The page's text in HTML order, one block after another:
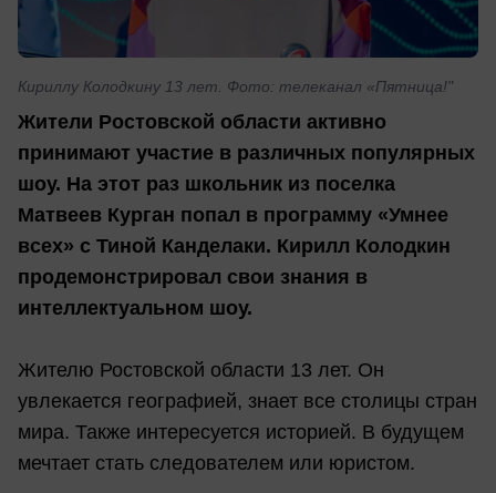
Кириллу Колодкину 13 лет. Фото: телеканал «Пятница!"
Жители Ростовской области активно
принимают участие в различных популярных
шоу. На этот раз школьник из поселка
Матвеев Курган попал в программу «Умнее
всех» с Тиной Канделаки. Кирилл Колодкин
продемонстрировал свои знания в
интеллектуальном шоу.
Жителю Ростовской области 13 лет. Он
увлекается географией, знает все столицы стран
мира. Также интересуется историей. В будущем
мечтает стать следователем или юристом.